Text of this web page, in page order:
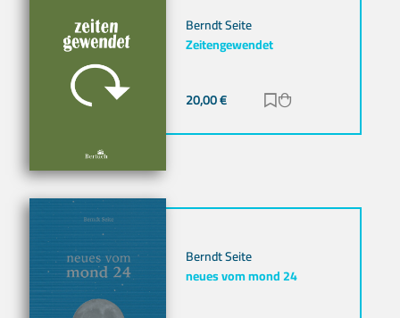
Berndt Seite
Zeitengewendet
20,00€ Zur Merkliste
Berndt Seite
neues vom mond 24